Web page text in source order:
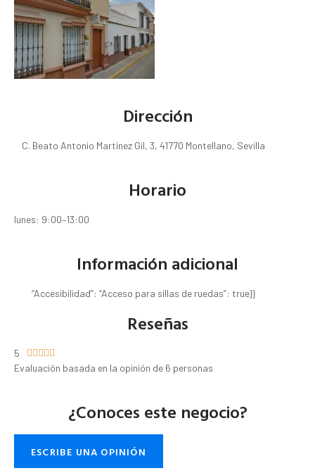
Dirección
C. Beato Antonio Martínez Gil, 3, 41770 Montellano, Sevilla
Horario
lunes: 9:00–13:00
Información adicional
“Accesibilidad”: “Acceso para sillas de ruedas”: true}}
Reseñas
5     
Evaluación basada en la opinión de 6 personas
¿Conoces este negocio?
ESCRIBE UNA OPINIÓN